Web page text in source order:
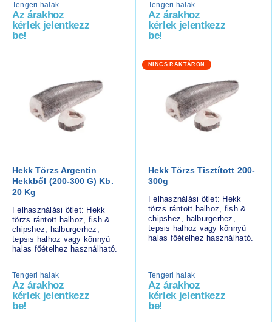
Tengeri halak
Az árakhoz
kérlek jelentkezz
be!
Tengeri halak
Az árakhoz
kérlek jelentkezz
be!
Hekk Törzs Argentin
Hekkből (200-300 G) Kb.
20 Kg
Felhasználási ötlet: Hekk
törzs rántott halhoz, fish &
chipshez, halburgerhez,
tepsis halhoz vagy könnyű
halas főételhez használható.
Tengeri halak
Az árakhoz
kérlek jelentkezz
be!
NINCS RAKTÁRON
Hekk Törzs Tisztított 200-
300g
Felhasználási ötlet: Hekk
törzs rántott halhoz, fish &
chipshez, halburgerhez,
tepsis halhoz vagy könnyű
halas főételhez használható.
Tengeri halak
Az árakhoz
kérlek jelentkezz
be!